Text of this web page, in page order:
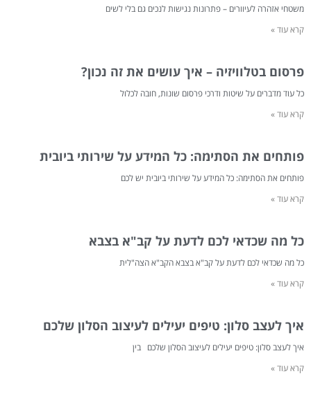
משטחי אזהרה לעיוורים – פתרונות נגישות לנכים גם בלי לשים
קרא עוד »
פרסום בטלוויזיה – איך עושים את זה נכון?
כל עוד מדברים על שיטות ודרכי פרסום שונות, חובה לכלול
קרא עוד »
פותחים את הסתימה: כל המידע על שירותי ביובית
פותחים את הסתימה: כל המידע על שירותי ביובית יש לכם
קרא עוד »
כל מה שכדאי לכם לדעת על קב"א בצבא
כל מה שכדאי לכם לדעת על קב"א בצבא הקב"א הצה"לית
קרא עוד »
איך לעצב סלון: טיפים יעילים לעיצוב הסלון שלכם
איך לעצב סלון: טיפים יעילים לעיצוב הסלון שלכם בין
קרא עוד »